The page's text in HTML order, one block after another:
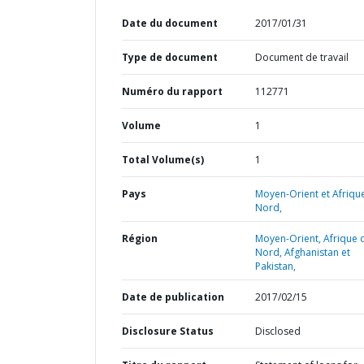
Date du document 2017/01/31
Type de document Document de travail
Numéro du rapport 112771
Volume 1
Total Volume(s) 1
Pays
Moyen-Orient et
Nord,
Région
Moyen-Orient, Afrique
Nord, Afghanistan et
Pakistan,
Date de publication 2017/02/15
Disclosure Status Disclosed